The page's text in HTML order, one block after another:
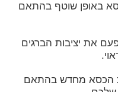
באופן שוטף בהתאם
את יציבות הברגים
הכסא מחדש בהתאם